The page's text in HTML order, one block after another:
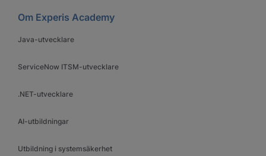
Om Experis Academy
Java-utvecklare
ServiceNow ITSM-utvecklare
.NET-utvecklare
AI-utbildningar
Utbildning i systemsäkerhet